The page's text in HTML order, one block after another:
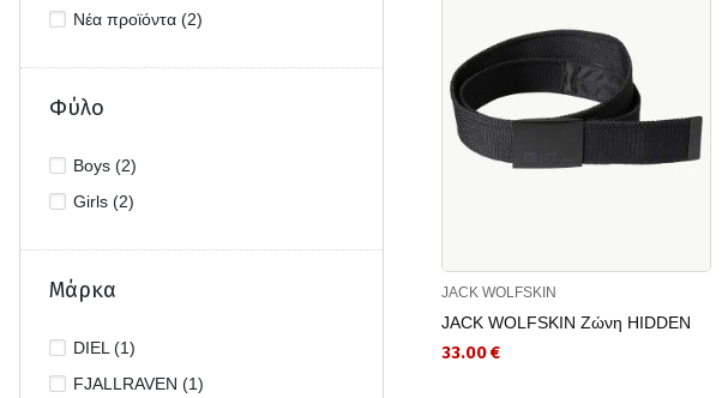
Νέα προϊόντα (2)
Φύλο
Boys (2)
Girls (2)
Μάρκα
DIEL (1)
FJALLRAVEN (1)
JACK WOLFSKIN
JACK WOLFSKIN Ζώνη HIDDEN
33.00 €